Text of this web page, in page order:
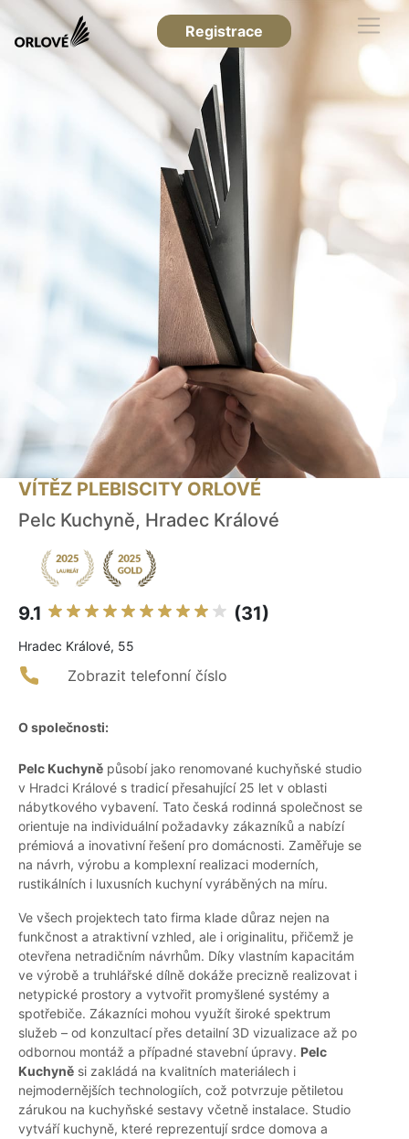
Registrace
VÍTĚZ PLEBISCITY ORLOVÉ
Pelc Kuchyně, Hradec Králové
9.1 (31)
Hradec Králové, 55
Zobrazit telefonní číslo
O společnosti:
Pelc Kuchyně působí jako renomované kuchyňské studio
v Hradci Králové s tradicí přesahující 25 let v oblasti
nábytkového vybavení. Tato česká rodinná společnost se
orientuje na individuální požadavky zákazníků a nabízí
prémiová a inovativní řešení pro domácnosti. Zaměřuje se
na návrh, výrobu a komplexní realizaci moderních,
rustikálních i luxusních kuchyní vyráběných na míru.
Ve všech projektech tato firma klade důraz nejen na
funkčnost a atraktivní vzhled, ale i originalitu, přičemž je
otevřena netradičním návrhům. Díky vlastním kapacitám
ve výrobě a truhlářské dílně dokáže precizně realizovat i
netypické prostory a vytvořit promyšlené systémy a
spotřebiče. Zákazníci mohou využít široké spektrum
služeb – od konzultací přes detailní 3D vizualizace až po
odbornou montáž a případné stavební úpravy. Pelc
Kuchyně si zakládá na kvalitních materiálech i
nejmodernějších technologiích, což potvrzuje pětiletou
zárukou na kuchyňské sestavy včetně instalace. Studio
vytváří kuchyně, které reprezentují srdce domova a